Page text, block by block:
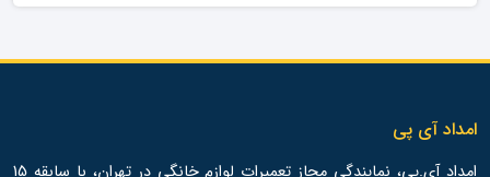
امداد آی پی
امداد آی.پی، نمایندگی مجاز تعمیرات لوازم خانگی در تهران، با سابقه 15